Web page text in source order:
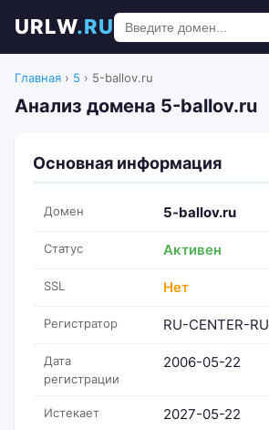
URLW.RU
Главная › 5 › 5-ballov.ru
Анализ домена 5-ballov.ru
Основная информация
Домен 5-ballov.ru
Статус Активен
SSL Нет
Регистратор RU-CENTER-RU
Дата
регистрации
2006-05-22
Истекает 2027-05-22